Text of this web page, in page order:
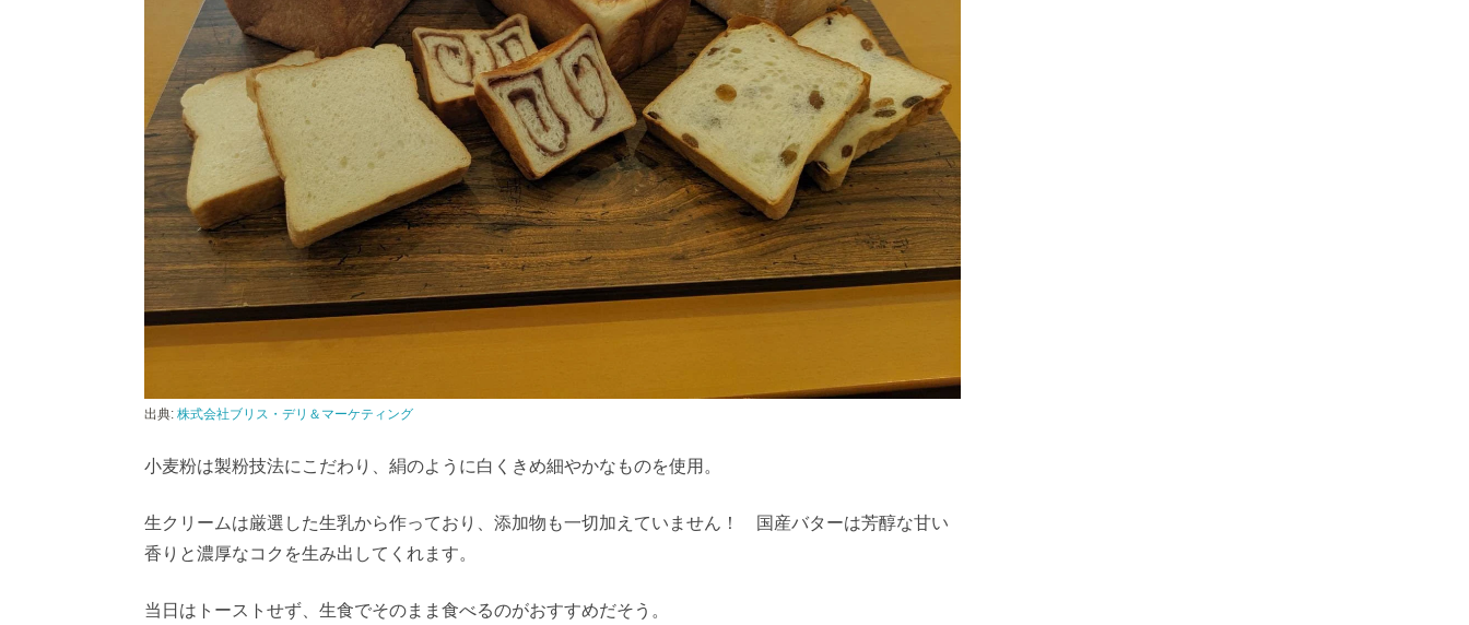
出典: 株式会社ブリス・デリ＆マーケティング
小麦粉は製粉技法にこだわり、絹のように白くきめ細やかなものを使用。
生クリームは厳選した生乳から作っており、添加物も一切加えていません！ 国産バターは芳醇な甘い
香りと濃厚なコクを生み出してくれます。
当日はトーストせず、生食でそのまま食べるのがおすすめだそう。